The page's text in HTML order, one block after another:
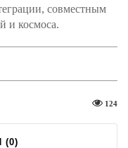
совместным
и космоса.
124
(0)